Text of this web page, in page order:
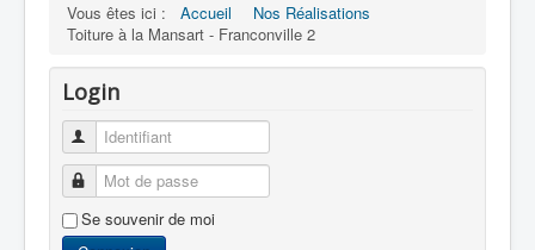
Vous êtes ici : Accueil
Nos Réalisations
Toiture à la Mansart - Franconville 2
Login
Identifiant
Mot de passe
Se souvenir de moi